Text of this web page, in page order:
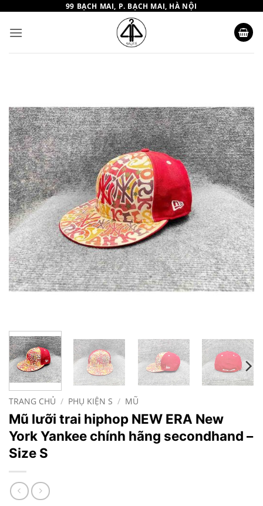
nội
dung
99 BẠCH MAI, P. BẠCH MAI, HÀ NỘI
TRANG CHỦ / PHỤ KIỆN S / MŨ
Mũ lưỡi trai hiphop NEW ERA New
York Yankee chính hãng secondhand –
Size S